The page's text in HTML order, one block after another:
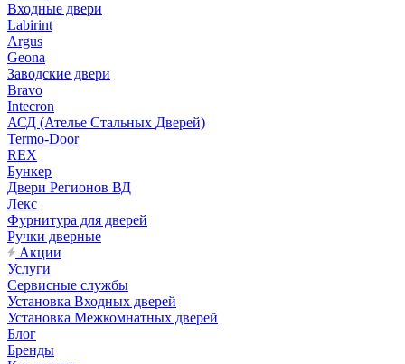
Входные двери
Labirint
Argus
Geona
Заводские двери
Bravo
Intecron
АСД (Ателье Стальных Дверей)
Termo-Door
REX
Бункер
Двери Регионов ВД
Лекс
Фурнитура для дверей
Ручки дверные
Акции
Услуги
Сервисные службы
Установка Входных дверей
Установка Межкомнатных дверей
Блог
Бренды